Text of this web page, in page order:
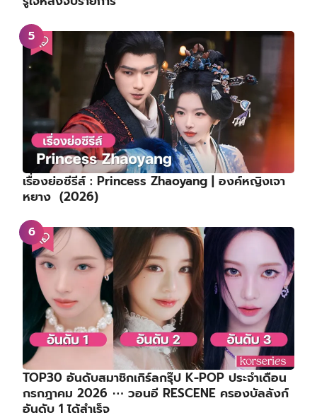
เรื่องย่อซีรีส์ : Royal Betrothal | ฝ่าบาททรงพระ
เจริญหมื่นปี | สัญญาวิวาห์แห่งราชวงศ์ (2026)
เซอร์ไพรส์! ‘อีกวานฮี – ยูชีอึน’ จาก Single’s
Inferno 3 เปิดตัวคบหาดูใจกัน พัฒนาจากพี่น้องสู่คน
รู้ใจหลังจบรายการ